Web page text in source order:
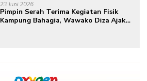
23 Juni 2026
Pimpin Serah Terima Kegiatan Fisik
Kampung Bahagia, Wawako Diza Ajak